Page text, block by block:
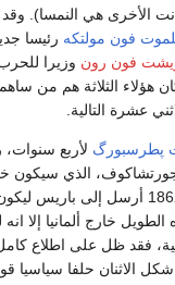
الأخرى هي النمسا). وقد
فون مولتكه رئيسا
فون رون وزيرا
هؤلاء الثلاثة هم من
عشرة التالية.
پطرسبورگ لأربع
جورتشاكوف، الذي
المستقبل. وفي يونيو 1862 أرسل إلى
خارج ألمانيا إلا
فقد ظل على اطلاع
الاثنان حلفا سياسيا